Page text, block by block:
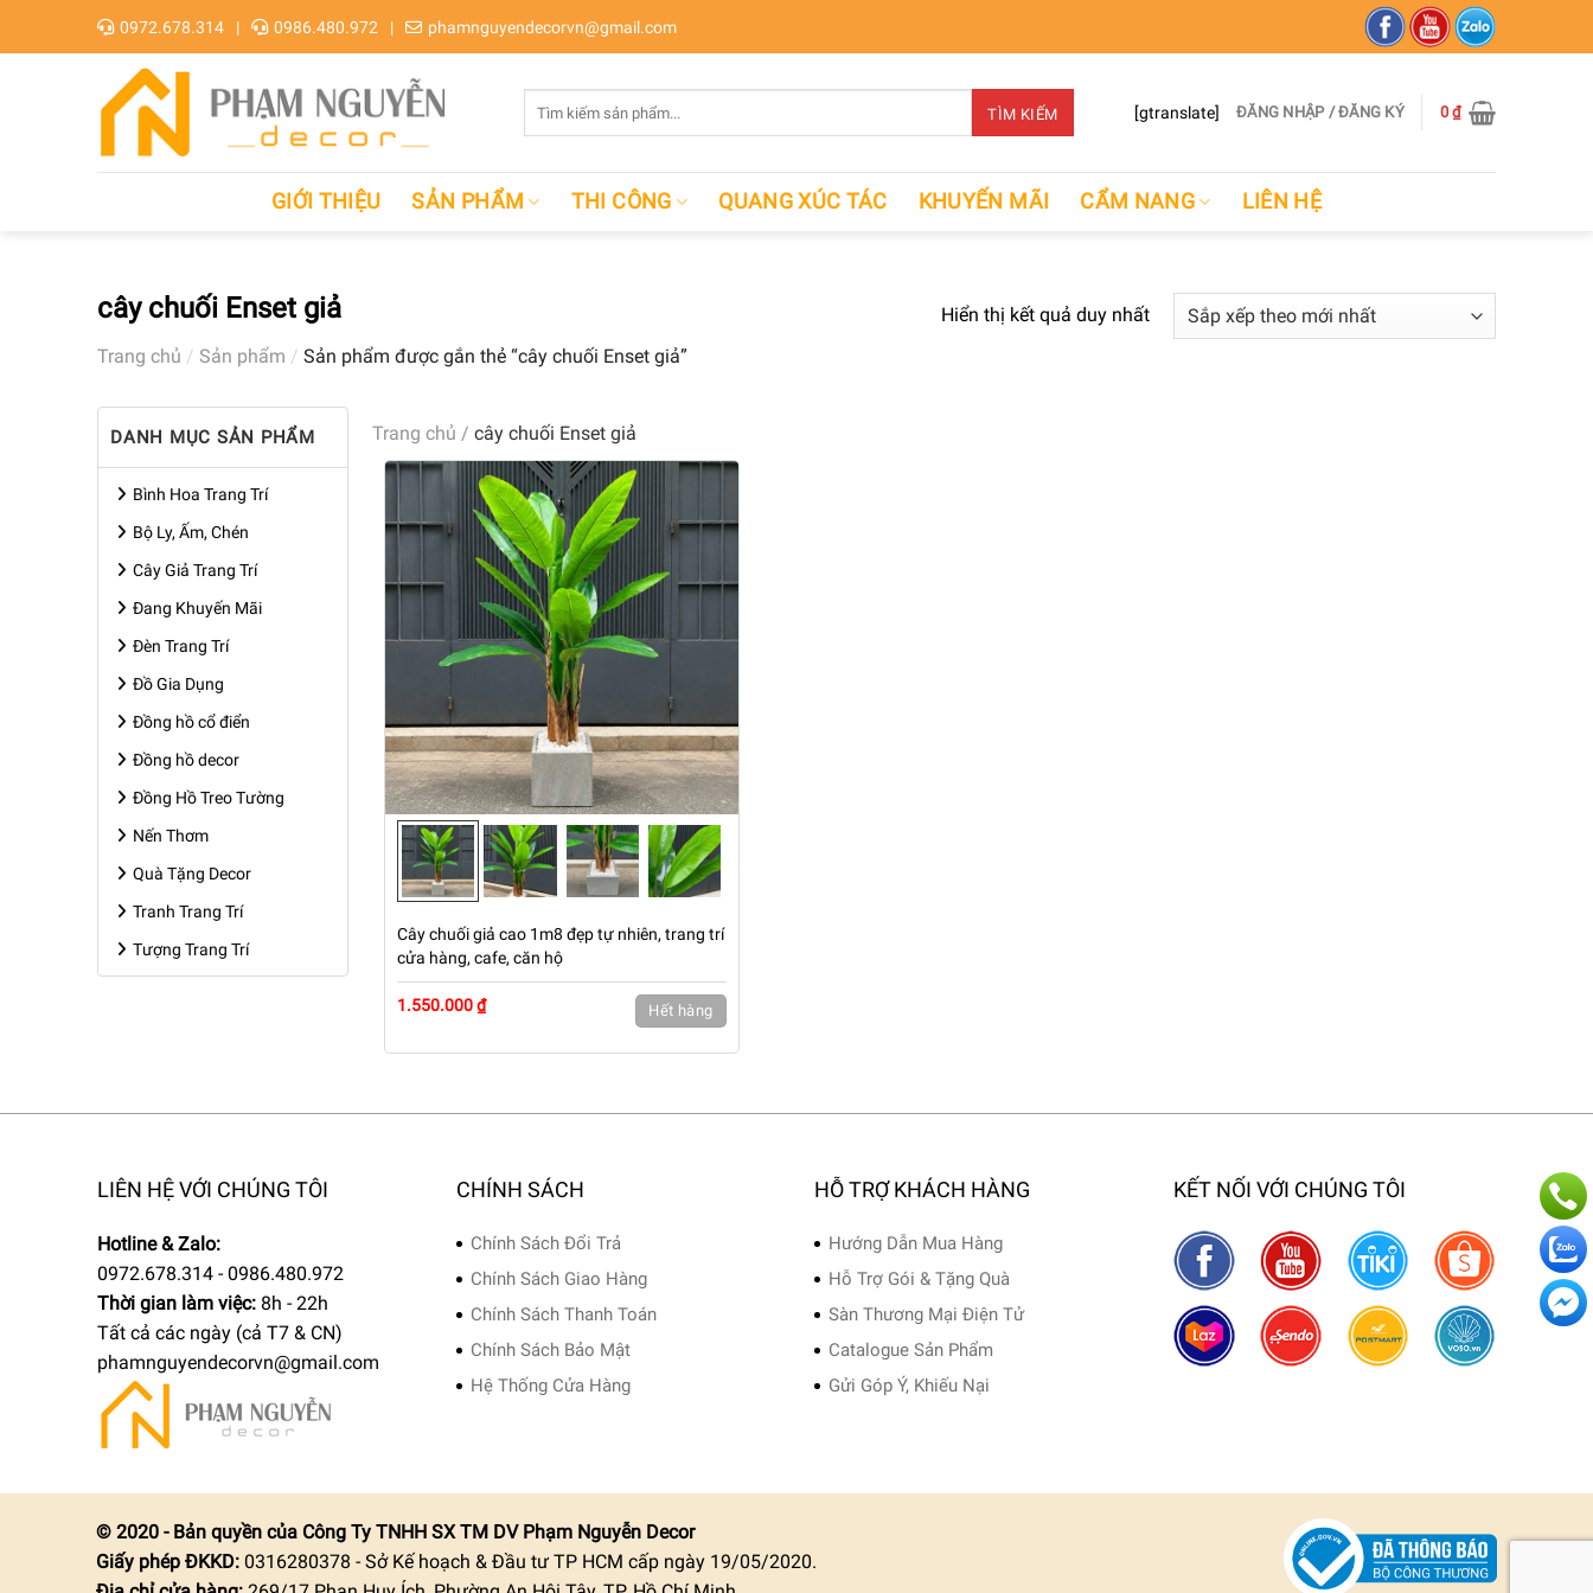
0972.678.314 0986.480.972 phamnguyendecorvn@gmail.com
Tìm
kiếm:
TÌM KIẾM [gtranslate] ĐĂNG NHẬP / ĐĂNG KÝ 0₫
GIỚI THIỆU SẢN PHẨM THI CÔNG QUANG XÚC TÁC KHUYẾN MÃI CẨM NANG LIÊN HỆ
cây chuối Enset giả
Trang chủ / Sản phẩm / Sản phẩm được gắn thẻ “cây chuối Enset giả”
Hiển thị kết quả duy nhất
DANH MỤC SẢN PHẨM
Bình Hoa Trang Trí
Bộ Ly, Ấm, Chén
Cây Giả Trang Trí
Đang Khuyến Mãi
Đèn Trang Trí
Đồ Gia Dụng
Đồng hồ cổ điển
Đồng hồ decor
Đồng Hồ Treo Tường
Nến Thơm
Quà Tặng Decor
Tranh Trang Trí
Tượng Trang Trí
Trang chủ / cây chuối Enset giả
Cây chuối giả cao 1m8 đẹp tự nhiên, trang trí
cửa hàng, cafe, căn hộ
1.550.000 ₫ Hết hàng
LIÊN HỆ VỚI CHÚNG TÔI
Hotline & Zalo:
0972.678.314 - 0986.480.972
Thời gian làm việc: 8h - 22h
Tất cả các ngày (cả T7 & CN)
phamnguyendecorvn@gmail.com
CHÍNH SÁCH
Chính Sách Đổi Trả
Chính Sách Giao Hàng
Chính Sách Thanh Toán
Chính Sách Bảo Mật
Hệ Thống Cửa Hàng
HỖ TRỢ KHÁCH HÀNG
Hướng Dẫn Mua Hàng
Hỗ Trợ Gói & Tặng Quà
Sàn Thương Mại Điện Tử
Catalogue Sản Phẩm
Gửi Góp Ý, Khiếu Nại
KẾT NỐI VỚI CHÚNG TÔI
© 2020 - Bản quyền của Công Ty TNHH SX TM DV Phạm Nguyễn Decor
Giấy phép ĐKKD:0316280378 - Sở Kế hoạch & Đầu tư TP HCM cấp ngày 19/05/2020.